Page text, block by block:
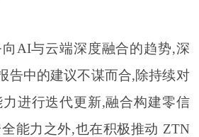
AI与云端深度融合的趋势,深
告中的建议不谋而合,除持续对
进行迭代更新,融合构建零信
能力之外,也在积极推动 ZTN